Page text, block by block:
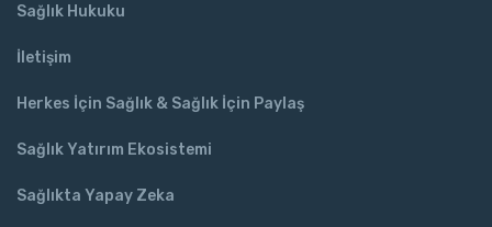
Sağlık Hukuku
İletişim
Herkes İçin Sağlık & Sağlık İçin Paylaş
Sağlık Yatırım Ekosistemi
Sağlıkta Yapay Zeka